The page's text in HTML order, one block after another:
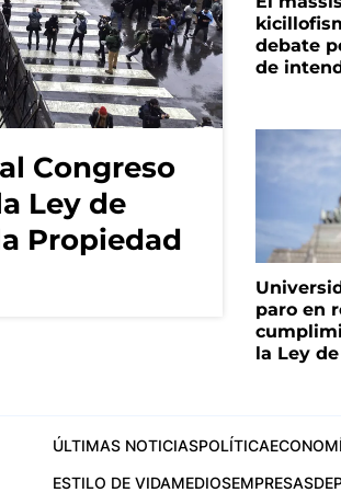
Congreso
Ley de
Propiedad
debate
de
paro en
la Ley
ÚLTIMAS NOTICIASPOLÍTICA
ESTILO DE VIDAMEDIOSEMPRESAS